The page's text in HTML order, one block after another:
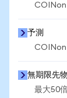
COINon
予測
COINon
無期限先物
最大50